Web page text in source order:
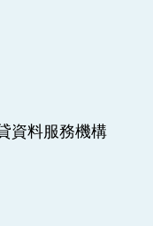
資料服務機構